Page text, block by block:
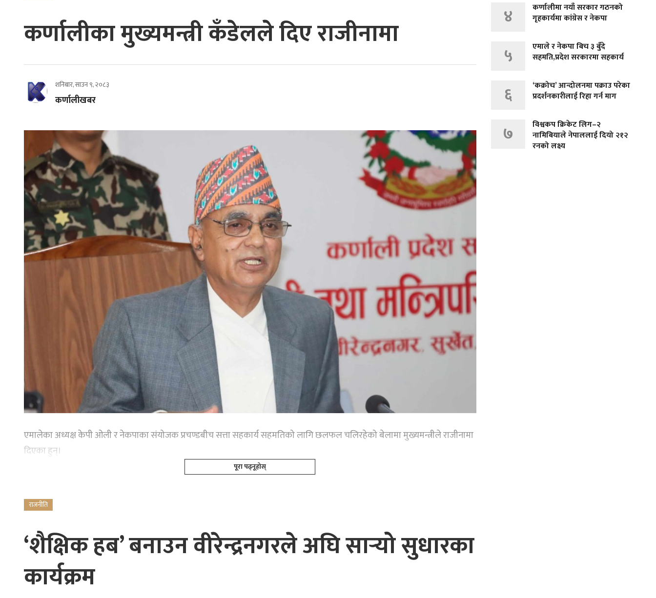
कर्णालीका मुख्यमन्त्री कँडेलले दिए राजीनामा
शनिबार, साउन ९, २०८३
कर्णालीखबर
एमालेका अध्यक्ष केपी ओली र नेकपाका संयोजक प्रचण्डबीच सत्ता सहकार्य सहमतिको लागि छलफल चलिरहेको बेलामा मुख्यमन्त्रीले राजीनामा
दिएका हुन्।
पूरा पढ्नूहोस्
राजनीति
‘शैक्षिक हब’ बनाउन वीरेन्द्रनगरले अघि सार्‍यो सुधारका
कार्यक्रम
४
कर्णालीमा नयाँ सरकार गठनको
गृहकार्यमा कांग्रेस र नेकपा
५
एमाले र नेकपा बिच ३ बुँदे
सहमति,प्रदेश सरकारमा सहकार्य
६
‘कक्रोच’ आन्दोलनमा पक्राउ परेका
प्रदर्शनकारीलाई रिहा गर्न माग
७
विश्वकप क्रिकेट लिग–२
नामिबियाले नेपाललाई दियो २१२
रनको लक्ष्य